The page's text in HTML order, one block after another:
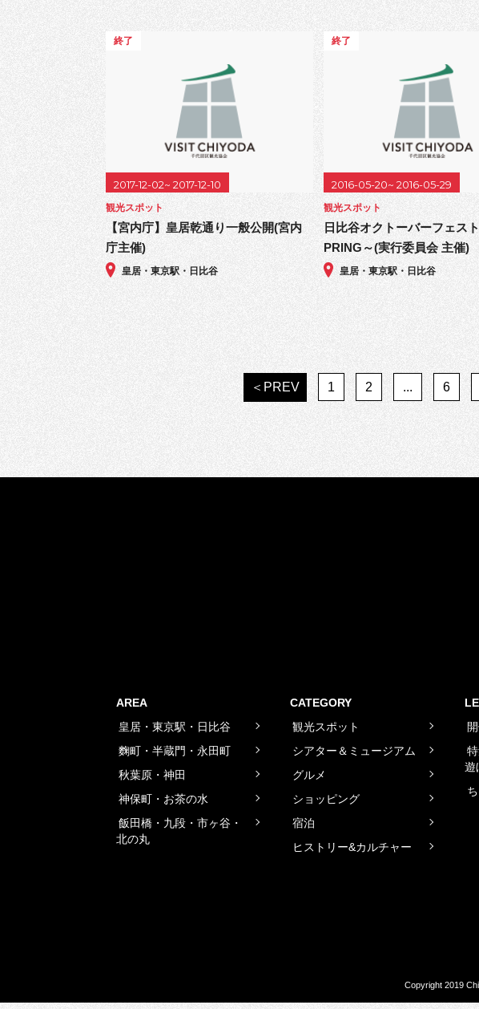
終了
2017-12-02~ 2017-12-10
観光スポット
【宮内庁】皇居乾通り一般公開(宮内
庁主催)
皇居・東京駅・日比谷
終了
2016-05-20~ 2016-05-29
観光スポット
日比谷オクトーバーフェス
PRING～(実行委員会 主催)
皇居・東京駅・日比谷
＜PREV 1 2 ... 6
AREA
皇居・東京駅・日比谷
麴町・半蔵門・永田町
秋葉原・神田
神保町・お茶の水
飯田橋・九段・市ヶ谷・
北の丸
CATEGORY
観光スポット
シアター＆ミュージアム
グルメ
ショッピング
宿泊
ヒストリー&カルチャー
遊
Copyright 2019